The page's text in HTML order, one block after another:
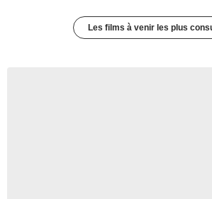
Les films à venir les plus